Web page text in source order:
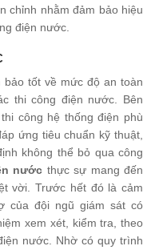
chỉnh nhằm đảm bảo hiệu
điện nước.
tốt về mức độ an toàn
thi công điện nước. Bên
công hệ thống điện phù
ứng tiêu chuẩn kỹ thuật,
không thể bỏ qua công
nước thực sự mang đến
vời. Trước hết đó là cảm
của đội ngũ giám sát có
xem xét, kiểm tra, theo
nước. Nhờ có quy trình